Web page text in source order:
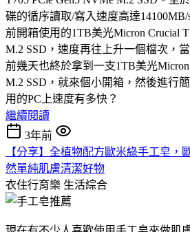
碟的循序讀取/寫入速度高達14100MB/
前開箱使用的1TB美光Micron Crucial
M.2 SSD，速度再往上升一個檔次，
前幾天也終於拿到一支1TB美光
M.2 SSD，就來個小開箱，然後進行
用的PC上速度有多快？
繼續閱讀
3年前
【分享】全植物配方歐米綠手工皂，
然單純肌膚清潔好物
衣住行育樂 生活綜合